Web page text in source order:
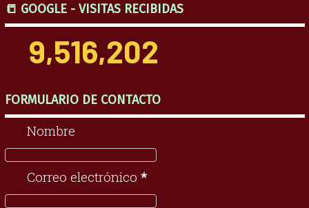
📒 GOOGLE - VISITAS RECIBIDAS
9,516,202
FORMULARIO DE CONTACTO
Nombre
Correo electrónico *